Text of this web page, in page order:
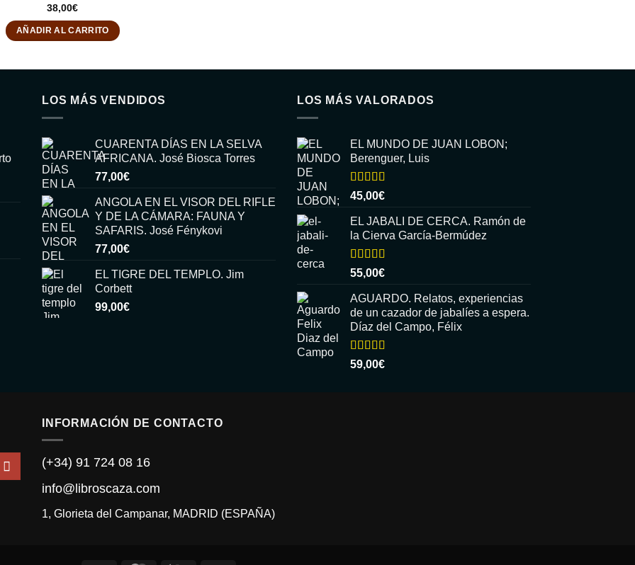
38,00€
AÑADIR AL CARRITO
LOS MÁS VENDIDOS
CUARENTA DÍAS EN LA SELVA
AFRICANA. José Biosca Torres
77,00€
ANGOLA EN EL VISOR DEL RIFLE
Y DE LA CÁMARA: FAUNA Y
SAFARIS. José Fénykovi
77,00€
EL TIGRE DEL TEMPLO. Jim
Corbett
99,00€
LOS MÁS VALORADOS
EL MUNDO DE JUAN LOBON;
Berenguer, Luis
Valorado
con
5
45,00€
EL JABALI DE CERCA. Ramón de
la Cierva García-Bermúdez
Valorado
con
5
55,00€
AGUARDO. Relatos, experiencias
de un cazador de jabalíes a espera.
Díaz del Campo, Félix
Valorado
con
59,00€
INFORMACIÓN DE CONTACTO
(+34) 91 724 08 16
info@libroscaza.com
1, Glorieta del Campanar, MADRID (ESPAÑA)